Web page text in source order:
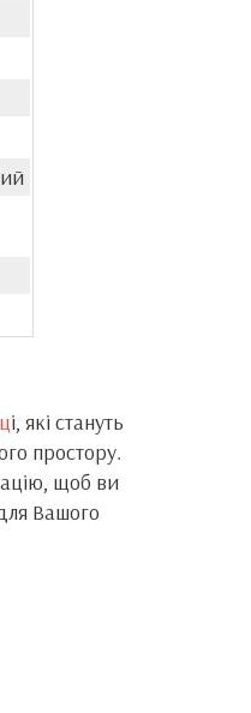
і, які стануть
простору.
щоб ви
Вашого